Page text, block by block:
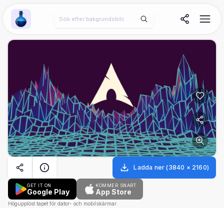
Wallpaper Alchemy
Ladda ner (3840 × 2160)
GET IT ON
Google Play
KOMMER SNART
App Store
Högupplöst tapet för dator- och mobilskärmar